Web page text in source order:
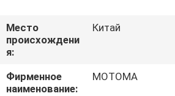
ФАБРИКИ
ПРОВЕРКА
КАЧЕСТВА
Место
происхождени
я:
Китай
Фирменное
наименование:
MOTOMA